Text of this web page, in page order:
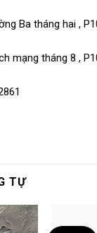
Ba tháng hai ,
mạng tháng 8 ,
TỰ